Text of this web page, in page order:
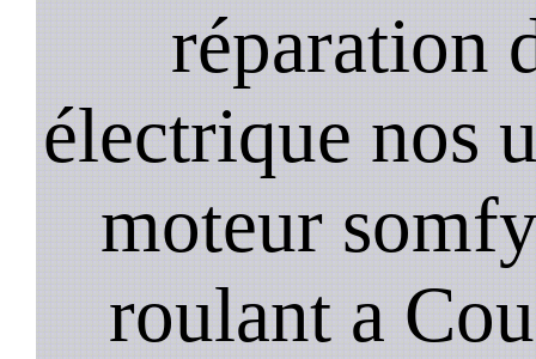
réparation
électrique nos
moteur
roulant a